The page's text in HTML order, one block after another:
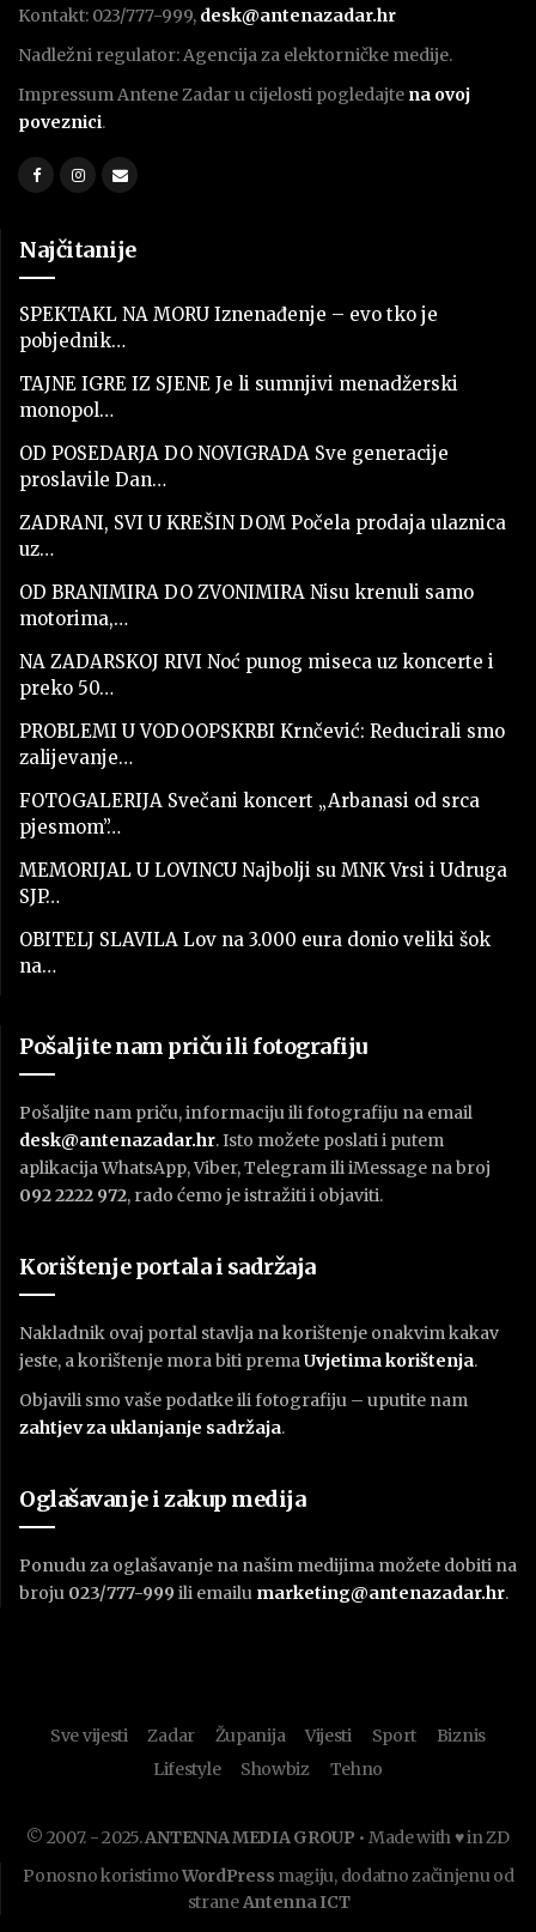
Kontakt: 023/777-999, desk@antenazadar.hr
Nadležni regulator: Agencija za elektorničke medije.
Impressum Antene Zadar u cijelosti pogledajte na ovoj
poveznici.
Najčitanije
SPEKTAKL NA MORU Iznenađenje – evo tko je
pobjednik…
TAJNE IGRE IZ SJENE Je li sumnjivi menadžerski
monopol…
OD POSEDARJA DO NOVIGRADA Sve generacije
proslavile Dan…
ZADRANI, SVI U KREŠIN DOM Počela prodaja ulaznica
uz…
OD BRANIMIRA DO ZVONIMIRA Nisu krenuli samo
motorima,…
NA ZADARSKOJ RIVI Noć punog miseca uz koncerte i
preko 50…
PROBLEMI U VODOOPSKRBI Krnčević: Reducirali smo
zalijevanje…
FOTOGALERIJA Svečani koncert „Arbanasi od srca
pjesmom”…
MEMORIJAL U LOVINCU Najbolji su MNK Vrsi i Udruga
SJP…
OBITELJ SLAVILA Lov na 3.000 eura donio veliki šok
na…
Pošaljite nam priču ili fotografiju
Pošaljite nam priču, informaciju ili fotografiju na email
desk@antenazadar.hr. Isto možete poslati i putem
aplikacija WhatsApp, Viber, Telegram ili iMessage na broj
092 2222 972, rado ćemo je istražiti i objaviti.
Korištenje portala i sadržaja
Nakladnik ovaj portal stavlja na korištenje onakvim kakav
jeste, a korištenje mora biti premaUvjetima korištenja.
Objavili smo vaše podatke ili fotografiju – uputite nam
zahtjev za uklanjanje sadržaja.
Oglašavanje i zakup medija
Ponudu za oglašavanje na našim medijima možete dobiti na
broju 023/777-999 ili emailu marketing@antenazadar.hr.
Sve vijesti Zadar Županija Vijesti Sport
Biznis
Lifestyle
Showbiz Tehno
© 2007. - 2025.ANTENNA MEDIA GROUP • Made with ♥ in ZD
Ponosno koristimoWordPress magiju, dodatno začinjenu od
straneAntenna ICT